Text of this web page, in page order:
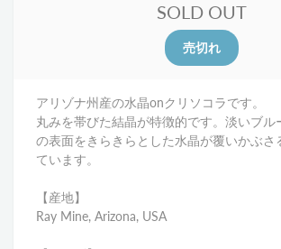
SOLD OUT
アリゾナ州産の水晶onクリソコラです。
丸みを帯びた結晶が特徴的です。淡いブル
の表面をきらきらとした水晶が覆いかぶさ
ています。
【産地】
Ray Mine, Arizona, USA